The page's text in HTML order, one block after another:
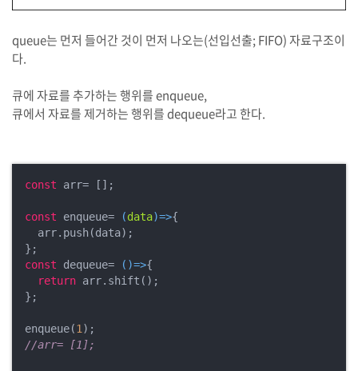
queue는 먼저 들어간 것이 먼저 나오는(선입선출; FIFO) 자료구조이
다.
큐에 자료를 추가하는 행위를 enqueue,
큐에서 자료를 제거하는 행위를 dequeue라고 한다.
const arr= [];
const enqueue= (data)=>{
  arr.push(data);
const dequeue= ()=>{
return arr.shift();
};
enqueue(1
//arr= [1];